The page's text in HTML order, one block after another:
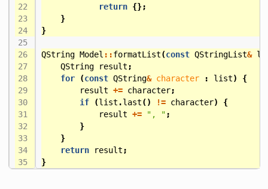
return {};
}
}
QString Model ::formatList(const QStringList&
QString
result ;
for
(const QString& character : list)
{
result += character;
if
(list .last() != character)
{
result += ", " ;
}
}
return
result ;
}